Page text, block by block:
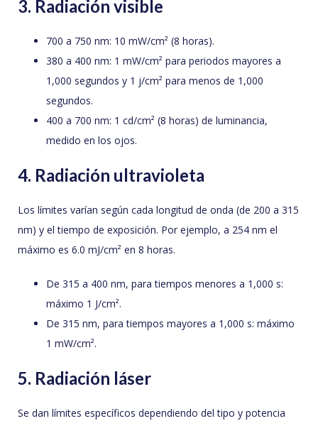
3. Radiación visible
700 a 750 nm: 10 mW/cm² (8 horas).
380 a 400 nm: 1 mW/cm² para periodos mayores a
1,000 segundos y 1 j/cm² para menos de 1,000
segundos.
400 a 700 nm: 1 cd/cm² (8 horas) de luminancia,
medido en los ojos.
4. Radiación ultravioleta
Los límites varían según cada longitud de onda (de 200 a 315
nm) y el tiempo de exposición. Por ejemplo, a 254 nm el
máximo es 6.0 mJ/cm² en 8 horas.
De 315 a 400 nm, para tiempos menores a 1,000 s:
máximo 1 J/cm².
De 315 nm, para tiempos mayores a 1,000 s: máximo
1 mW/cm².
5. Radiación láser
Se dan límites específicos dependiendo del tipo y potencia